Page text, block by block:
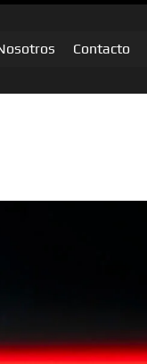
Contacto